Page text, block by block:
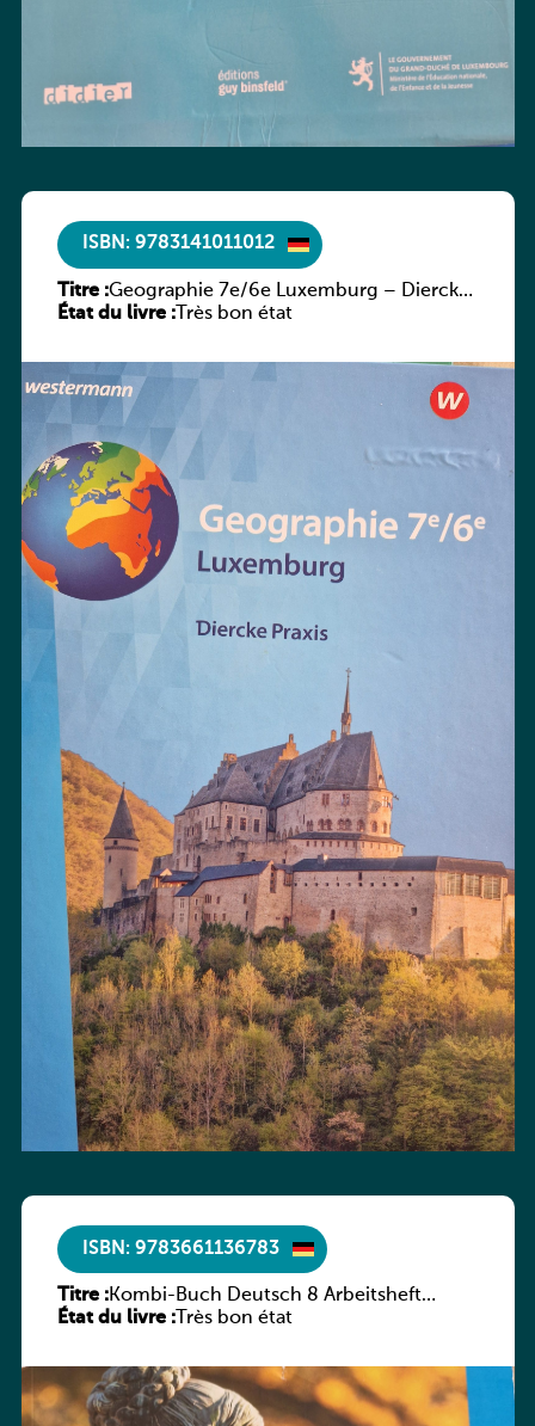
ISBN: 9783141011012
Titre :Geographie 7e/6e Luxemburg – Diercke
Praxis
État du livre :Très bon état
ISBN: 9783661136783
Titre :Kombi-Buch Deutsch 8 Arbeitsheft
(Neue Ausgabe Luxemburg)
État du livre :Très bon état